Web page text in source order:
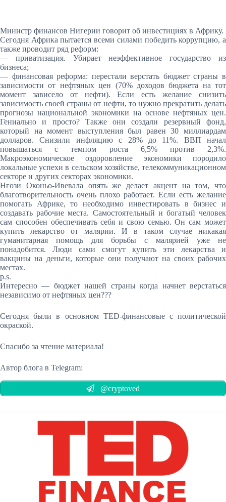
Министр финансов Нигерии говорит об инвестициях в Африку.
Сегодня Африка пытается всеми силами победить коррупцию, а
также проводит ряд реформ:
— приватизация. Убирает неэффективное государство из
бизнеса;
— финансовая реформа: перестали верстать бюджет страны в
зависимости от нефтяных цен (70% доходов бюджета на тот
момент зависело от нефти). Если есть желание снизить
зависимость своей страны от нефти, то нужно прекратить делать
прогнозы национальной экономики на основе нефтяных цен.
Гениально и просто? Также они создали резервный фонд,
который на момент выступления был равен 30 миллиардам
долларов. Снизили инфляцию с 28% до 11%. ВВП начал
повышаться с темпом роста 6,5% против 2,3%.
Макроэкономическое оздоровление экономики породило
локальные успехи в сельском хозяйстве, телекоммуникационном
секторе и других секторах экономики.
Нгози Оконьо-Ивевала опять же делает акцент на том, что
благотворительность очень плохо работает. Если есть желание
помогать Африке, то необходимо инвестировать в бизнес и
создавать рабочие места. Самостоятельный и богатый человек
сам способен обеспечивать себя и свою семью. Он сам может
купить лекарство от малярии. И в таком случае никакая
гуманитарная помощь для борьбы с малярией уже не
понадобится. Люди сами смогут купить эти лекарства и
вакцины на деньги, которые они получают на своих рабочих
местах.
p.s.
Интересно — бюджет нашей страны когда начнет верстаться
независимо от нефтяных цен???
Сегодня были в основном TED-финансовые с политической
окраской.
Спасибо за чтение материала!
Автор блога в Telegram:
@cryptoved